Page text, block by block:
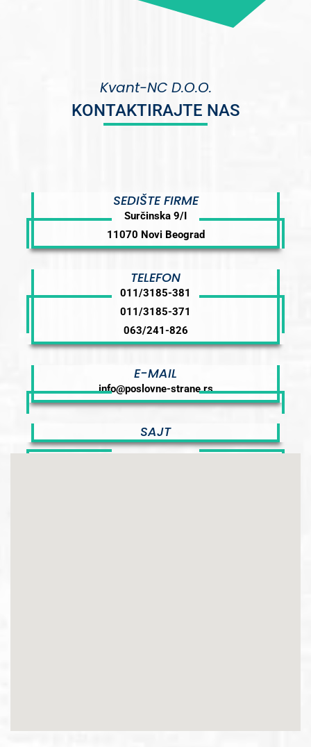
Kvant-NC D.O.O.
KONTAKTIRAJTE NAS
SEDIŠTE FIRME
Surčinska 9/I
11070 Novi Beograd
TELEFON
011/3185-381
011/3185-371
063/241-826
E-MAIL
info@poslovne-strane.rs
SAJT